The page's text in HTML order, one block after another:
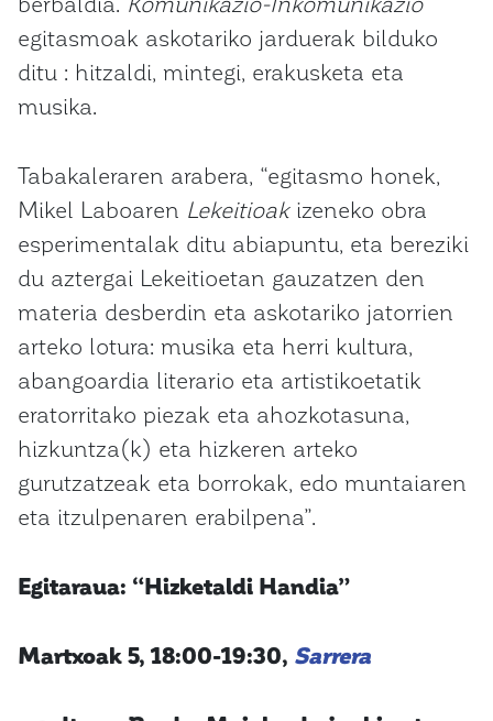
egitasmoak askotariko jarduerak bilduko
ditu : hitzaldi, mintegi, erakusketa eta
musika.
Tabakaleraren arabera, “egitasmo honek,
Mikel Laboaren Lekeitioakizeneko obra
esperimentalak ditu abiapuntu, eta bereziki
du aztergai Lekeitioetan gauzatzen den
materia desberdin eta askotariko jatorrien
arteko lotura: musika eta herri kultura,
abangoardia literario eta artistikoetatik
eratorritako piezak eta ahozkotasuna,
hizkuntza(k) eta hizkeren arteko
gurutzatzeak eta borrokak, edo muntaiaren
eta itzulpenaren erabilpena”.
Egitaraua: “Hizketaldi Handia”
Martxoak 5, 18:00-19:30, Sarrera